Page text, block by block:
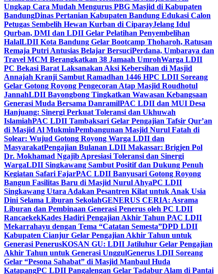
Ungkap Cara Mudah Mengurus PBG Masjid di Kabupaten
BandungDinas Pertanian Kabupaten Bandung Edukasi Calon
Petugas Sembelih Hewan Kurban di CiparayJelang Idul
Qurban, DMI dan LDII Gelar Pelatihan Penyembelihan
HalalLDII Kota Bandung Gelar Bootcamp Thoharoh, Ratusan
Remaja Putri Antusias Belajar BersuciPerdana, Umbaraya dan
Travel MCM Berangkatkan 38 Jamaah UmrohWarga LDII
PC Bekasi Barat Laksanakan Aksi Kebersihan di Masjid
Annajah Kranji Sambut Ramadhan 1446 HPC LDII Soreang
Gelar Gotong Royong Pengecoran Atap Masjid Roudhotul
JannahLDII Bayongbong Tingkatkan Wawasan Kebangsaan
Generasi Muda Bersama DanramilPAC LDII dan MUI Desa
Hanjuang: Sinergi Perkuat Toleransi dan Ukhuwah
IslamiahPAC LDII Tambaksari Gelar Pengajian Tafsir Qur’an
di Masjid Al MukminPembangunan Masjid Nurul Fatah di
Solear: Wujud Gotong Royong Warga LDII dan
MasyarakatPengajian Bulanan LDII Makassar: Brigjen Pol
Dr. Mokhamad Ngajib Apresiasi Toleransi dan Sinergi
WargaLDII Singkawang Sambut Positif dan Dukung Penuh
Kegiatan Safari FajarPAC LDII Banyusari Gotong Royong
Bangun Fasilitas Baru di Masjid Nurul AhyaPC LDII
Singkawang Utara Adakan Pesantren Kilat untuk Anak Usia
Dini Selama Liburan SekolahGENERUS CERIA: Asrama
Liburan dan Pembinaan Generasi Penerus oleh PC LDII
RancaekekKades Hadiri Pengajian Akhir Tahun PAC LDII
Mekarrahayu dengan Tema “Catatan Semesta”DPD LDII
Kabupaten Cianjur Gelar Pengajian Akhir Tahun untuk
Generasi PenerusKOSAN GU: LDII Jatiluhur Gelar Pengajian
Akhir Tahun untuk Generasi UnggulGenerus LDII Soreang
Gelar “Pesona Sahabat” di Masjid Manbaul Huda
KatapangPC LDII Pangalengan Gelar Tadabur Alam di Pantai